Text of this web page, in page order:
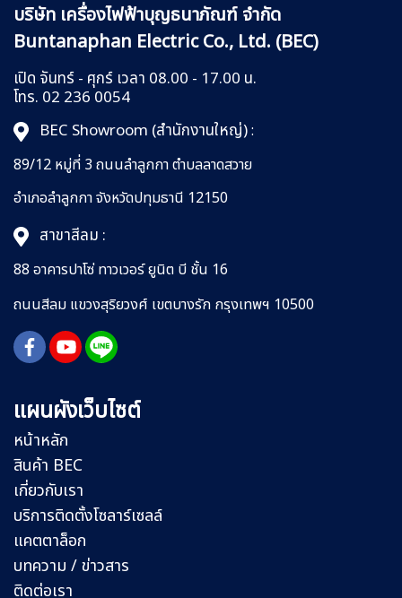
บริษัท เครื่องไฟฟ้าบุญธนาภัณฑ์ จำกัด
Buntanaphan Electric Co., Ltd. (BEC)
เปิด จันทร์ - ศุกร์ เวลา 08.00 - 17.00 น.
โทร. 02 236 0054
BEC Showroom (สำนักงานใหญ่):
89/12 หมู่ที่ 3 ถนนลำลูกกาตำบลลาดสวาย
อำเภอลำลูกกาจังหวัดปทุมธานี 12150
สาขาสีลม :
88 อาคารปาโซ่ ทาวเวอร์ ยูนิต บี ชั้น 16
ถนนสีลม แขวงสุริยวงศ์ เขตบางรัก กรุงเทพฯ 10500
แผนผังเว็บไซต์
หน้าหลัก
สินค้า BEC
เกี่ยวกับเรา
บริการติดตั้งโซลาร์เซลล์
แคตตาล็อก
บทความ / ข่าวสาร
ติดต่อเรา